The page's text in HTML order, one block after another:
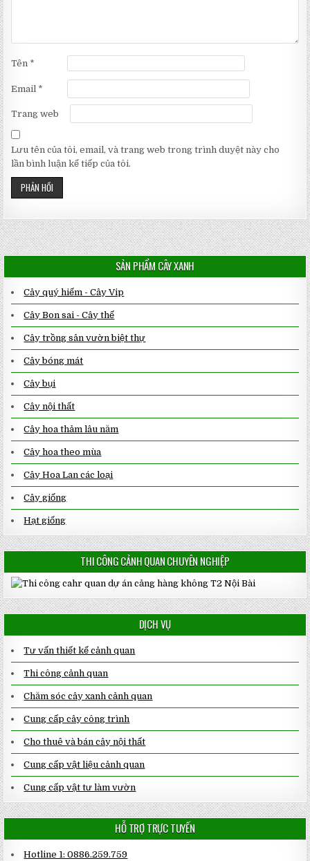
Tên *
Email *
Trang web
Lưu tên của tôi, email, và trang web trong trình duyệt này cho
lần bình luận kế tiếp của tôi.
SẢN PHẨM CÂY XANH
Cây quý hiếm - Cây Vip
Cây Bon sai - Cây thế
Cây trồng sân vườn biệt thự
Cây bóng mát
Cây bụi
Cây nội thất
Cây hoa thảm lâu năm
Cây hoa theo mùa
Cây Hoa Lan các loại
Cây giống
Hạt giống
THI CÔNG CẢNH QUAN CHUYÊN NGHIỆP
DỊCH VỤ
Tư vấn thiết kế cảnh quan
Thi công cảnh quan
Chăm sóc cây xanh cảnh quan
Cung cấp cây công trình
Cho thuê và bán cây nội thất
Cung cấp vật liệu cảnh quan
Cung cấp vật tư làm vườn
HỖ TRỢ TRỰC TUYẾN
Hotline 1: 0886.259.759